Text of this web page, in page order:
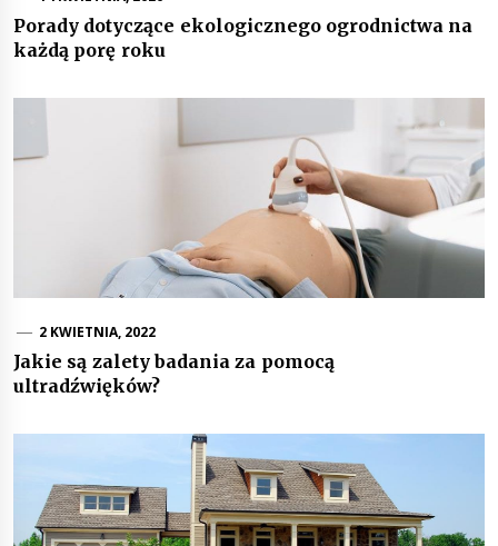
Porady dotyczące ekologicznego ogrodnictwa na
każdą porę roku
2 KWIETNIA, 2022
Jakie są zalety badania za pomocą
ultradźwięków?